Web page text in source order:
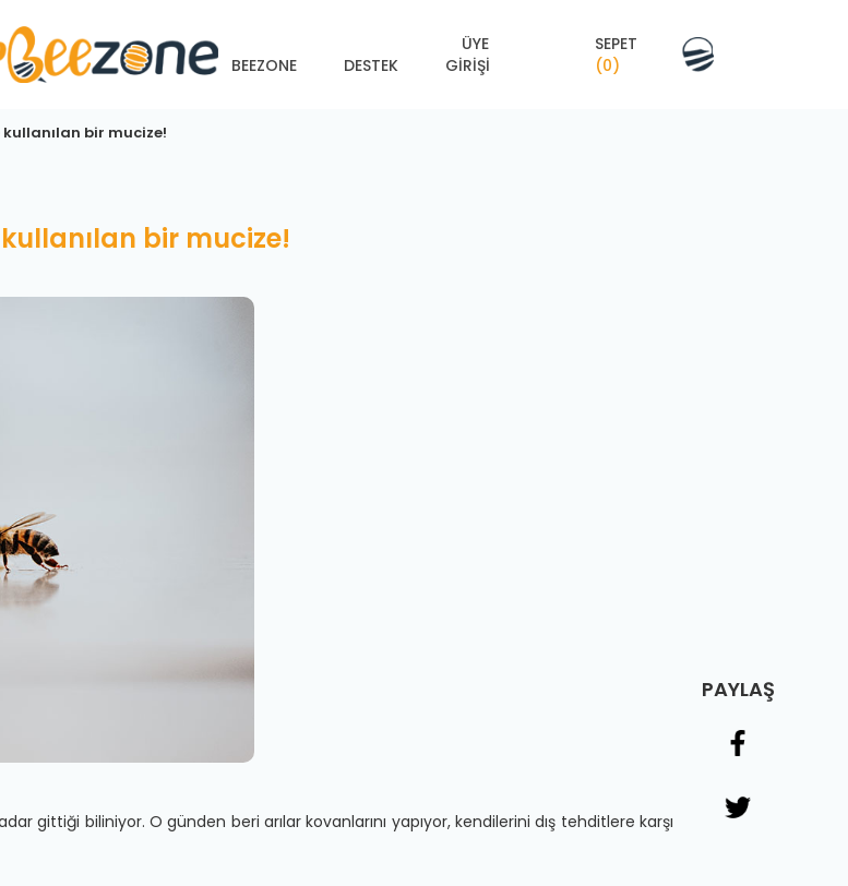
BEEZONE DESTEK
ÜYE
GIRIŞI
SEPET
(0)
PAYLAŞ
bir mucize!
bir mucize!
gittiği biliniyor. O günden beri arılar kovanlarını yapıyor, kendilerini dış tehditlere karşı